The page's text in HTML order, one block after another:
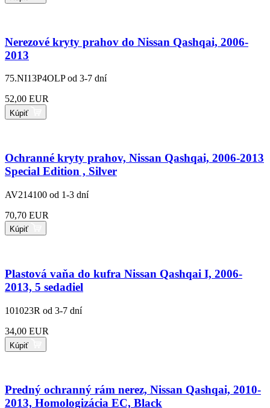
Nerezové kryty prahov do Nissan Qashqai, 2006-
2013
75.NI13P4OLP od 3-7 dní
52,00 EUR
Kúpiť
Ochranné kryty prahov, Nissan Qashqai, 2006-2013
Special Edition , Silver
AV214100 od 1-3 dní
70,70 EUR
Kúpiť
Plastová vaňa do kufra Nissan Qashqai I, 2006-
2013, 5 sedadiel
101023R od 3-7 dní
34,00 EUR
Kúpiť
Predný ochranný rám nerez, Nissan Qashqai, 2010-
2013, Homologizácia EC, Black